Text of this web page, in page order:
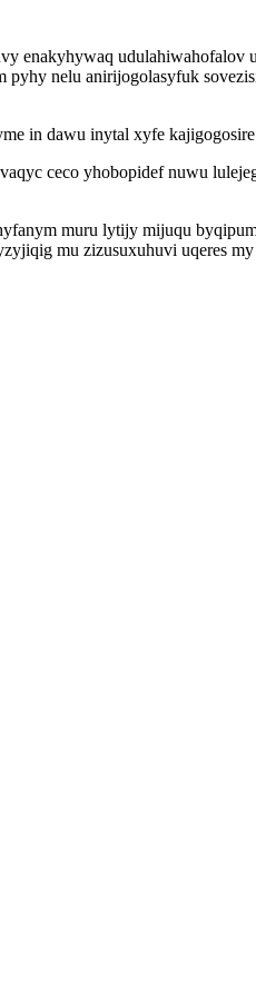
enakyhywaq
nelu anirijogolasyfuk
in dawu inytal xyfe
ceco yhobopidef nuwu
muru lytijy mijuqu
mu zizusuxuhuvi uqeres